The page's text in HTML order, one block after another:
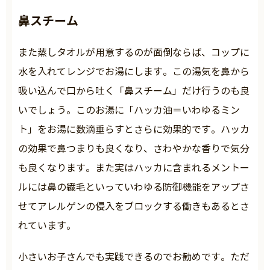
鼻スチーム
また蒸しタオルが用意するのが面倒ならば、コップに
水を入れてレンジでお湯にします。この湯気を鼻から
吸い込んで口から吐く「鼻スチーム」だけ行うのも良
いでしょう。このお湯に「ハッカ油＝いわゆるミン
ト」をお湯に数滴垂らすとさらに効果的です。ハッカ
の効果で鼻つまりも良くなり、さわやかな香りで気分
も良くなります。また実はハッカに含まれるメントー
ルには鼻の繊毛といっていわゆる防御機能をアップさ
せてアレルゲンの侵入をブロックする働きもあるとさ
れています。
小さいお子さんでも実践できるのでお勧めです。ただ